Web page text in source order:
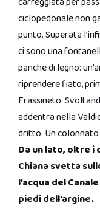
ciclopedonale non
punto. Superata
ci sono una
panche di legno:
riprendere fiato,
Frassineto.
addentra nella
dritto. Un
Da un lato, oltre i
Chiana svetta
l’acqua del
piedi dell’argine.